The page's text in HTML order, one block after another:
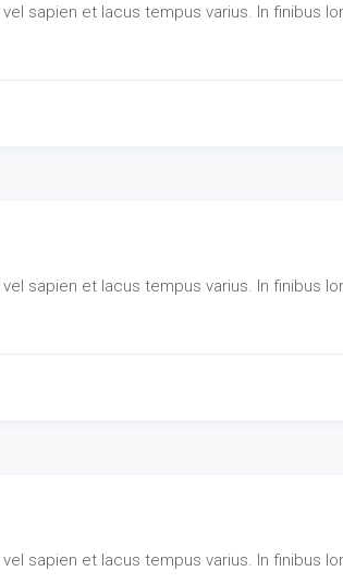
sapien et lacus tempus varius. In finibus
sapien et lacus tempus varius. In finibus
sapien et lacus tempus varius. In finibus